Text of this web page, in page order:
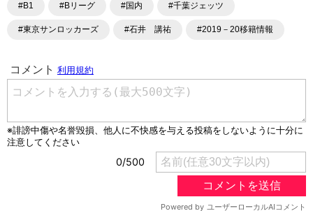
#B1 #Bリーグ #国内 #千葉ジェッツ
#東京サンロッカーズ #石井 講祐 #2019－20移籍情報